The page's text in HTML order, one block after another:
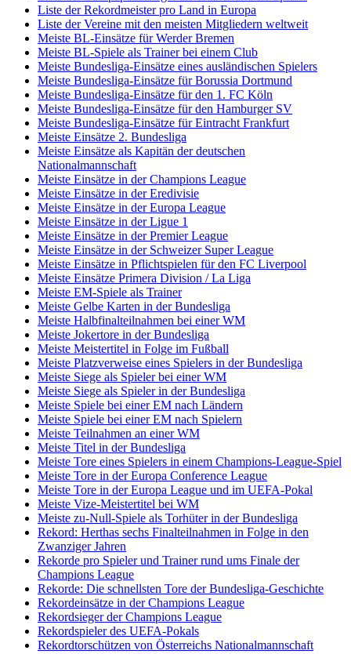
Liste der Rekordmeister pro Land in Europa
Liste der Vereine mit den meisten Mitgliedern weltweit
Meiste BL-Einsätze für Werder Bremen
Meiste BL-Spiele als Trainer bei einem Club
Meiste Bundesliga-Einsätze eines ausländischen Spielers
Meiste Bundesliga-Einsätze für Borussia Dortmund
Meiste Bundesliga-Einsätze für den 1. FC Köln
Meiste Bundesliga-Einsätze für den Hamburger SV
Meiste Bundesliga-Einsätze für Eintracht Frankfurt
Meiste Einsätze 2. Bundesliga
Meiste Einsätze als Kapitän der deutschen
Nationalmannschaft
Meiste Einsätze in der Champions League
Meiste Einsätze in der Eredivisie
Meiste Einsätze in der Europa League
Meiste Einsätze in der Ligue 1
Meiste Einsätze in der Premier League
Meiste Einsätze in der Schweizer Super League
Meiste Einsätze in Pflichtspielen für den FC Liverpool
Meiste Einsätze Primera Division / La Liga
Meiste EM-Spiele als Trainer
Meiste Gelbe Karten in der Bundesliga
Meiste Halbfinalteilnahmen bei einer WM
Meiste Jokertore in der Bundesliga
Meiste Meistertitel in Folge im Fußball
Meiste Platzverweise eines Spielers in der Bundesliga
Meiste Siege als Spieler bei einer WM
Meiste Siege als Spieler in der Bundesliga
Meiste Spiele bei einer EM nach Ländern
Meiste Spiele bei einer EM nach Spielern
Meiste Teilnahmen an einer WM
Meiste Titel in der Bundesliga
Meiste Tore eines Spielers in einem Champions-League-Spiel
Meiste Tore in der Europa Conference League
Meiste Tore in der Europa League und im UEFA-Pokal
Meiste Vize-Meistertitel bei WM
Meiste zu-Null-Spiele als Torhüter in der Bundesliga
Rekord: Herthas sechs Finalteilnahmen in Folge in den
Zwanziger Jahren
Rekorde pro Spieler und Trainer rund ums Finale der
Champions League
Rekorde: Die schnellsten Tore der Bundesliga-Geschichte
Rekordeinsätze in der Champions League
Rekordsieger der Champions League
Rekordspieler des UEFA-Pokals
Rekordtorschützen von Österreichs Nationalmannschaft